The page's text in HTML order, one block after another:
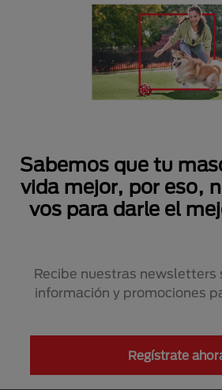
Sabemos que tu
vida mejor, por eso,
vos para darle el
Recibe nuestras newsletters
información y promociones
Regístrate